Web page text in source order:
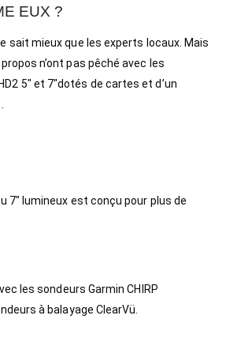
EUX ?
sait mieux que les experts locaux. Mais
n’ont pas pêché avec les
5″ et 7″dotés de cartes et d’un
7″ lumineux est conçu pour plus de
les sondeurs Garmin CHIRP
à balayage ClearVü.